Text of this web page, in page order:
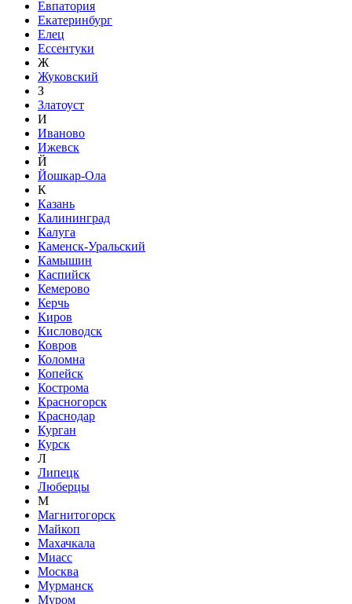
Евпатория
Екатеринбург
Елец
Ессентуки
Ж
Жуковский
З
Златоуст
И
Иваново
Ижевск
Й
Йошкар-Ола
К
Казань
Калининград
Калуга
Каменск-Уральский
Камышин
Каспийск
Кемерово
Керчь
Киров
Кисловодск
Ковров
Коломна
Копейск
Кострома
Красногорск
Краснодар
Курган
Курск
Л
Липецк
Люберцы
М
Магнитогорск
Майкоп
Махачкала
Миасс
Москва
Мурманск
Муром